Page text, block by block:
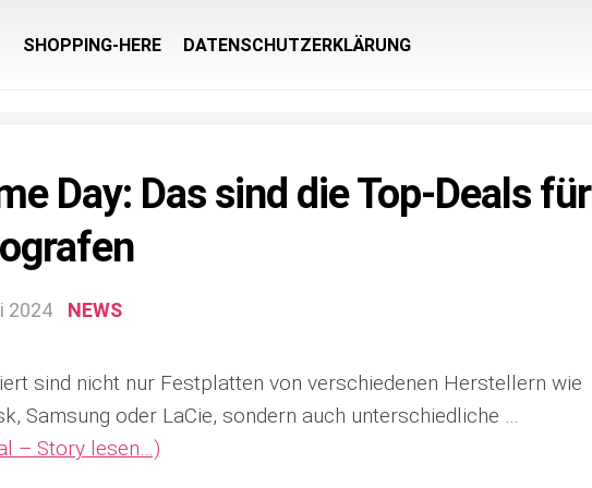
SHOPPING-HERE DATENSCHUTZERKLÄRUNG
Day: Das sind die Top-Deals für
2024 NEWS
sind nicht nur Festplatten von verschiedenen Herstellern wie
Samsung oder LaCie, sondern auch unterschiedliche …
– Story lesen…)